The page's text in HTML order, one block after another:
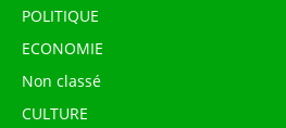
POLITIQUE
ECONOMIE
Non classé
CULTURE